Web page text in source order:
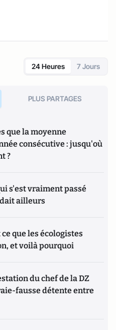
24 Heures 7 Jours
PLUS PARTAGES
que la moyenne
consécutive : jusqu'où
?
s'est vraiment passé
ailleurs
que les écologistes
et voilà pourquoi
du chef de la DZ
fausse détente entre